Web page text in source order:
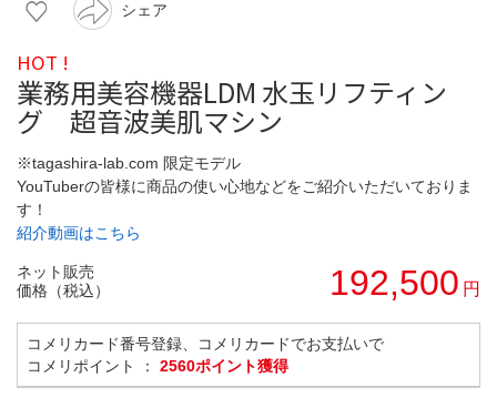
シェア
HOT !
業務用美容機器LDM 水玉リフティン
グ 超音波美肌マシン
※tagashira-lab.com 限定モデル
YouTuberの皆様に商品の使い心地などをご紹介いただいておりま
す！
紹介動画はこちら
ネット販売
価格（税込）
192,500 円
コメリカード番号登録、コメリカードでお支払いで
コメリポイント ： 2560ポイント獲得